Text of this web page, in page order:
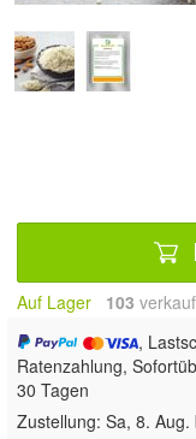
Auf Lager 103
,
Ratenzahlung,
30 Tagen
Zustellung: Sa, 8. Aug.